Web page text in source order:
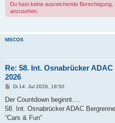
Du hast keine ausreichende
anzusehen.
MSCOS
Re: 58. Int. Osnabrücker
2026
B
i
r
a
Di 14. Jul 2026, 18:50
Der Countdown beginnt….
58. Int. Osnabrücker ADAC
“Cars & Fun”